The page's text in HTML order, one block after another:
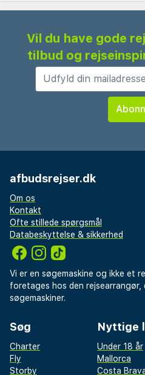
Vil du have gode
tilbud og
afbudsrejser.dk
Om os
Kontakt
Ofte stillede spørgsmål
Databeskyttelse & sikkerhed
Vi er en søgemaskine og ikke et
foretages hos den
søgemaskiner.
Søg
Charter
Fly
Storby
Nyttige
Under 18 år
Mallorca
Costa